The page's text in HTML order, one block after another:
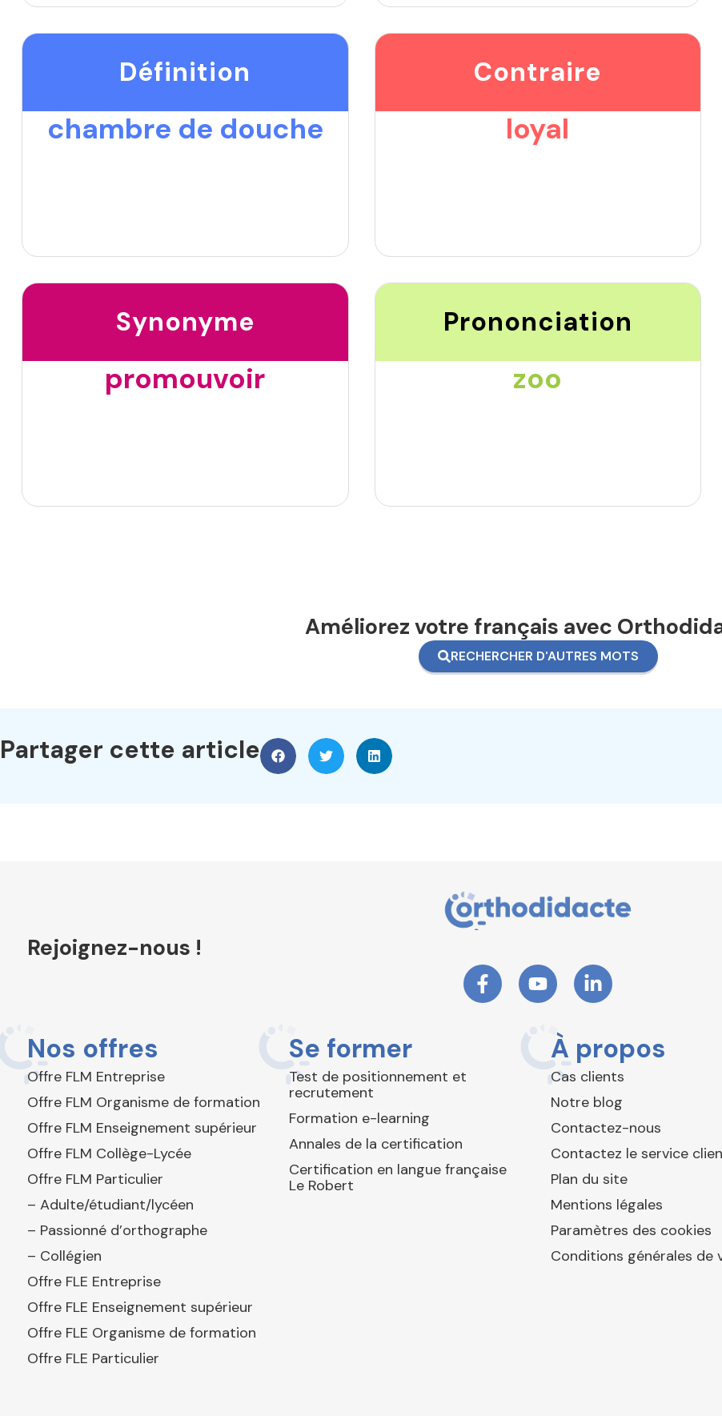
Définition
chambre de douche
Contraire
loyal
Synonyme
promouvoir
Prononciation
zoo
Améliorez votre français avec
RECHERCHER D'AUTRES MOTS
Partager cette article
Rejoignez-nous !
Nos offres
Offre FLM Entreprise
Offre FLM Organisme de formation
Offre FLM Enseignement supérieur
Offre FLM Collège-Lycée
Offre FLM Particulier
– Adulte/étudiant/lycéen
– Passionné d’orthographe
– Collégien
Offre FLE Entreprise
Offre FLE Enseignement supérieur
Offre FLE Organisme de formation
Offre FLE Particulier
Se former
Test de positionnement et
recrutement
Formation e-learning
Annales de la certification
Certification en langue française
Le Robert
À propos
Cas clients
Notre blog
Contactez-nous
Contactez le service
Plan du site
Mentions légales
Paramètres des cookies
Conditions générales de